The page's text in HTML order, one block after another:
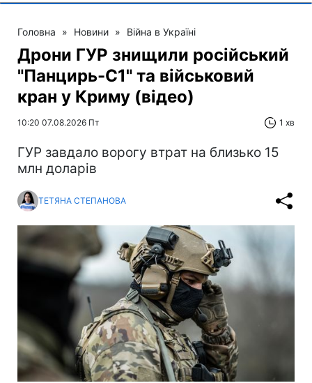
Головна » Новини » Війна в Україні
Дрони ГУР знищили російський
"Панцирь-С1" та військовий
кран у Криму (відео)
10:20 07.08.2026 Пт 1 хв
ГУР завдало ворогу втрат на близько 15
млн доларів
ТЕТЯНА СТЕПАНОВА